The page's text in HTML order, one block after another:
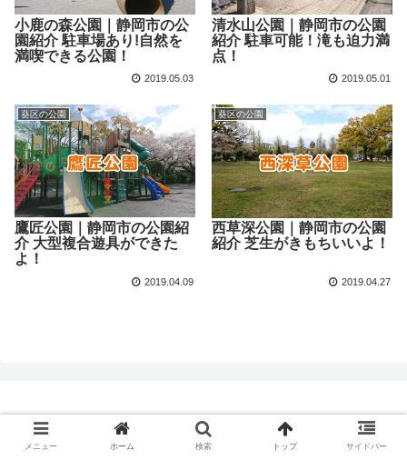
小鹿の森公園｜静岡市の公
園紹介 駐車場あり!自然を
満喫できる公園！
2019.05.03
清水山公園｜静岡市の公園
紹介 駐車可能！滝も迫力満
点！
2019.05.01
葵区の公園
鷹匠公園｜静岡市の公園紹
介 大型複合遊具ができた
よ！
2019.04.09
葵区の公園
西草深公園｜静岡市の公園
紹介 芝生がきもちいいよ！
2019.04.27
© 2018 ひまぷら.
メニュー ホーム 検索 トップ サイドバー